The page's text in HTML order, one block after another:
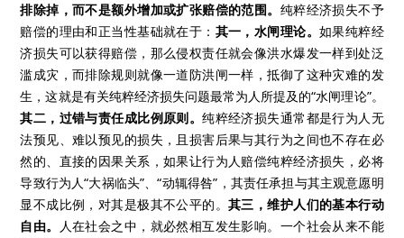
排除掉，而不是额外增加或扩张赔偿的范围。 纯粹经济损失不予
赔偿的理由和正当性基础就在于： 其一，水闸理论。 如果纯粹经
济损失可以获得赔偿，那么侵权责任就会像洪水爆发一样到处泛
滥成灾，而排除规则就像一道防洪闸一样，抵御了这种灾难的发
生，这就是有关纯粹经济损失问题最常为人所提及的“水闸理论”。
其二，过错与责任成比例原则。纯粹经济损失通常都是行为人无
法预见、难以预见的损失，且损害后果与其行为之间也不存在必
然的、直接的因果关系，如果让行为人赔偿纯粹经济损失，必将
导致行为人“大祸临头”、“动辄得咎”，其责任承担与其主观意愿明
显不成比例，对其是极其不公平的。其三，维护人们的基本行动
自由。
人在社会之中，就必然相互发生影响。一个社会从来不能